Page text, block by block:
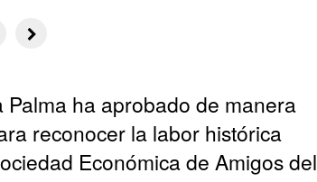
ha aprobado de manera
reconocer la labor histórica
Económica de Amigos del